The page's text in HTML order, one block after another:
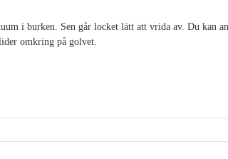
i burken. Sen går locket lätt att vrida av. Du kan
omkring på golvet.